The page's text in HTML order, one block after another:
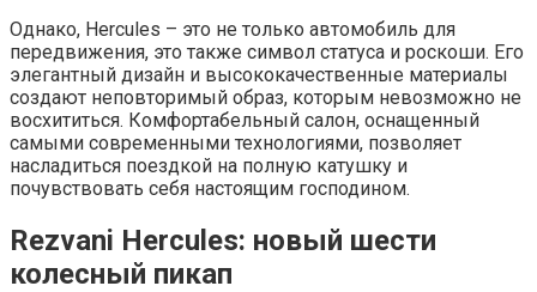
Однако, Hercules – это не только автомобиль для
передвижения, это также символ статуса и роскоши. Его
элегантный дизайн и высококачественные материалы
создают неповторимый образ, которым невозможно не
восхититься. Комфортабельный салон, оснащенный
самыми современными технологиями, позволяет
насладиться поездкой на полную катушку и
почувствовать себя настоящим господином.
Rezvani Hercules: новый шести
колесный пикап